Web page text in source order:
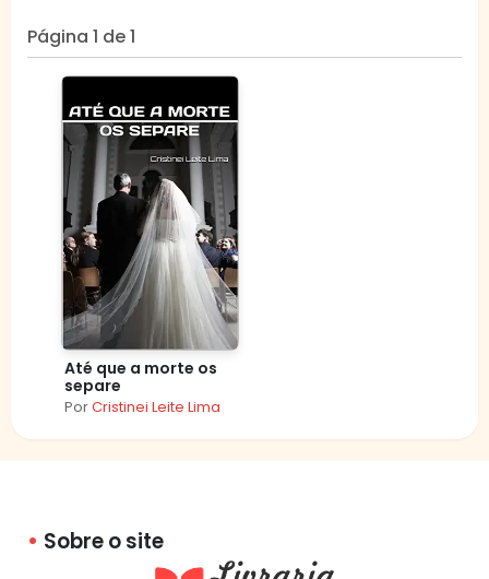
Página 1 de 1
Até que a morte os
separe
PorCristinei Leite Lima
Sobre o site